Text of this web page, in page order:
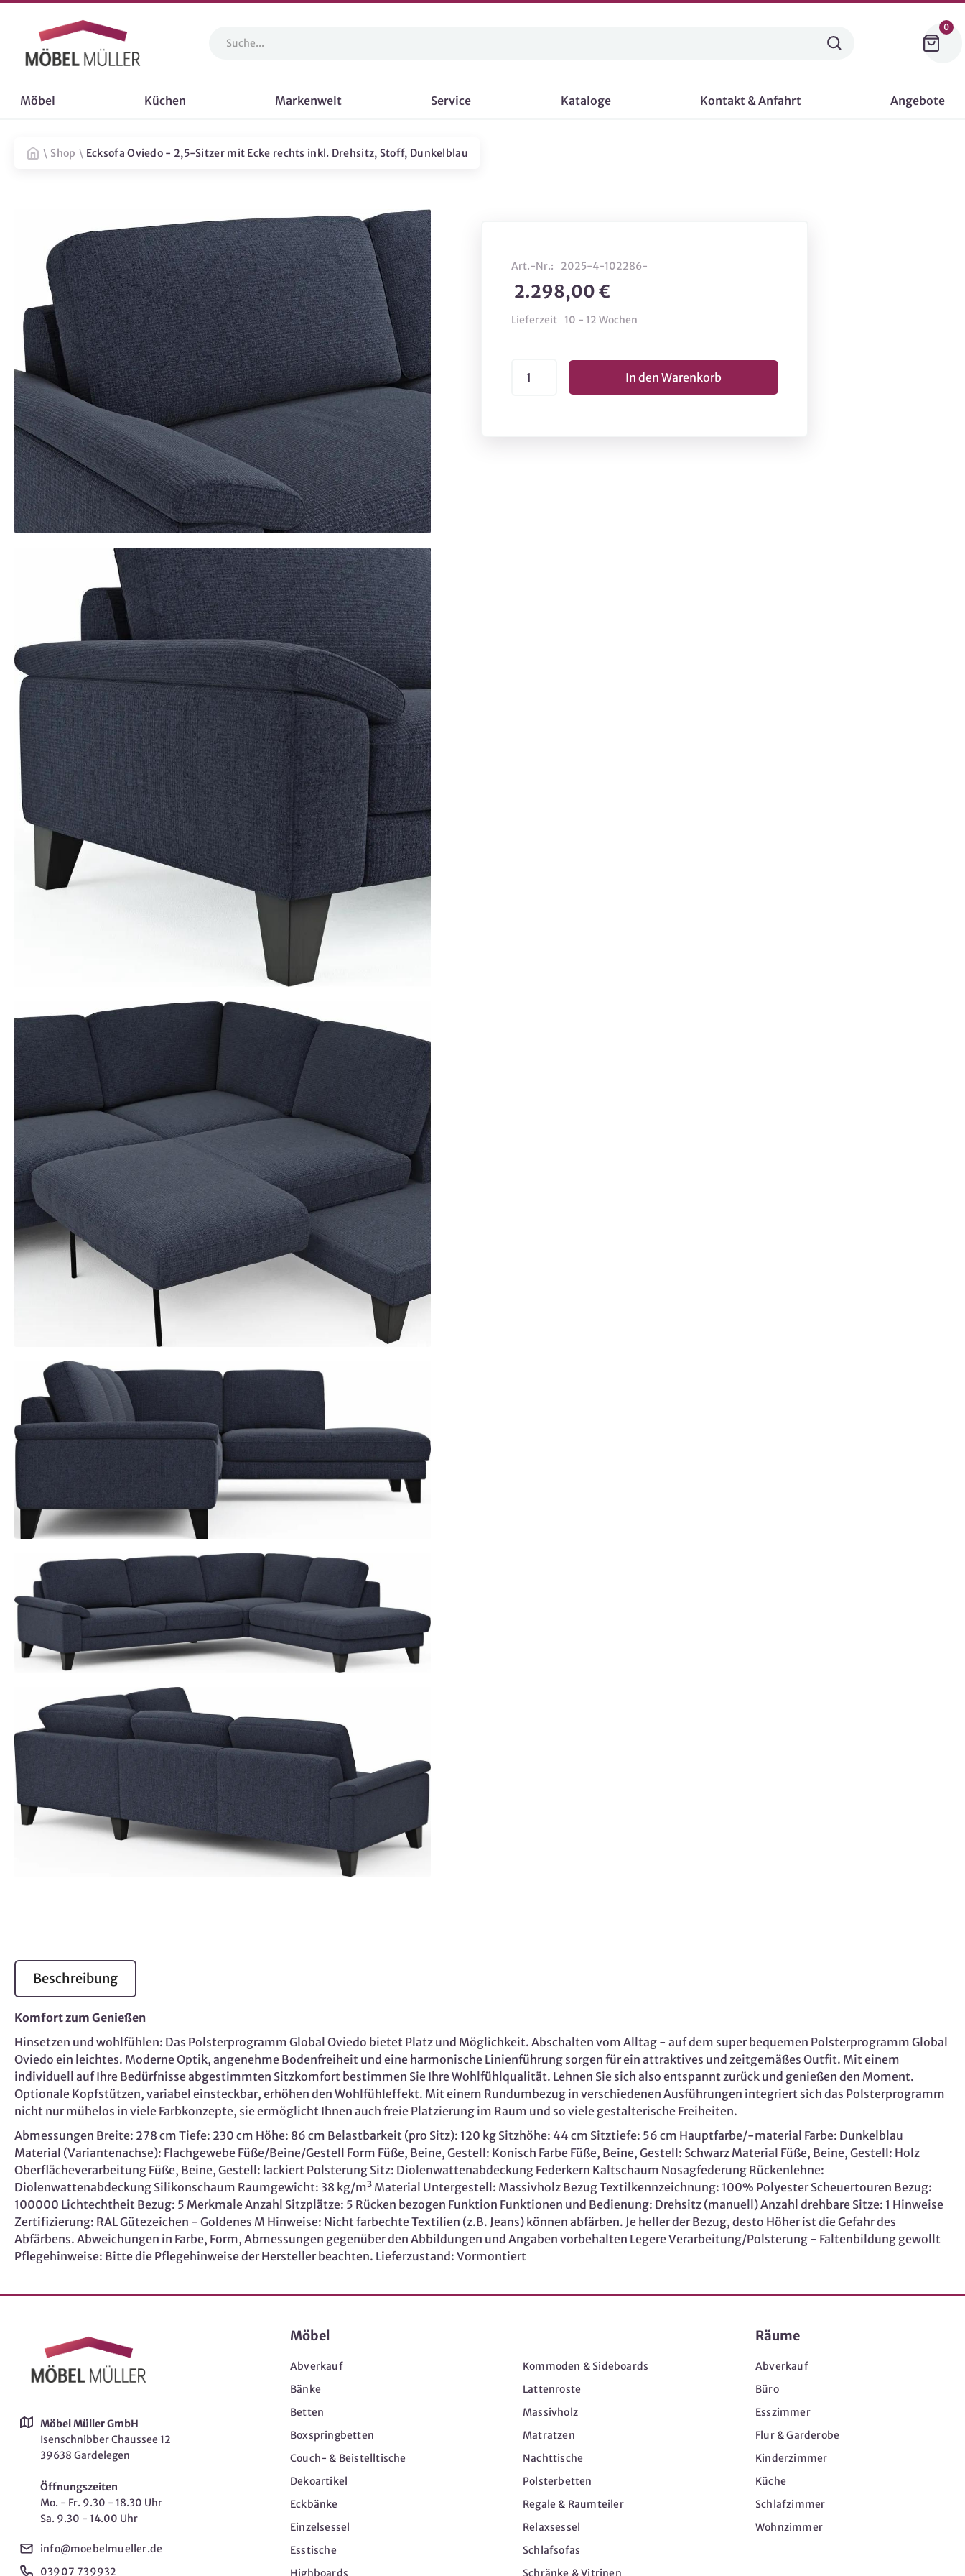
0
Möbel Küchen Markenwelt Service Kataloge Kontakt & Anfahrt Angebote
\ Shop \ Ecksofa Oviedo - 2,5-Sitzer mit Ecke rechts inkl. Drehsitz, Stoff, Dunkelblau
Art.-Nr.: 2025-4-102286-
2.298,00 €
Lieferzeit 10 - 12 Wochen
Beschreibung
Komfort zum Genießen
Hinsetzen und wohlfühlen: Das Polsterprogramm Global Oviedo bietet Platz und Möglichkeit. Abschalten vom Alltag - auf dem super bequemen Polsterprogramm Global
Oviedo ein leichtes. Moderne Optik, angenehme Bodenfreiheit und eine harmonische Linienführung sorgen für ein attraktives und zeitgemäßes Outfit. Mit einem
individuell auf Ihre Bedürfnisse abgestimmten Sitzkomfort bestimmen Sie Ihre Wohlfühlqualität. Lehnen Sie sich also entspannt zurück und genießen den Moment.
Optionale Kopfstützen, variabel einsteckbar, erhöhen den Wohlfühleffekt. Mit einem Rundumbezug in verschiedenen Ausführungen integriert sich das Polsterprogramm
nicht nur mühelos in viele Farbkonzepte, sie ermöglicht Ihnen auch freie Platzierung im Raum und so viele gestalterische Freiheiten.
Abmessungen Breite: 278 cm Tiefe: 230 cm Höhe: 86 cm Belastbarkeit (pro Sitz): 120 kg Sitzhöhe: 44 cm Sitztiefe: 56 cm Hauptfarbe/-material Farbe: Dunkelblau
Material (Variantenachse): Flachgewebe Füße/Beine/Gestell Form Füße, Beine, Gestell: Konisch Farbe Füße, Beine, Gestell: Schwarz Material Füße, Beine, Gestell: Holz
Oberflächeverarbeitung Füße, Beine, Gestell: lackiert Polsterung Sitz: Diolenwattenabdeckung Federkern Kaltschaum Nosagfederung Rückenlehne:
Diolenwattenabdeckung Silikonschaum Raumgewicht: 38 kg/m³ Material Untergestell: Massivholz Bezug Textilkennzeichnung: 100% Polyester Scheuertouren Bezug:
100000 Lichtechtheit Bezug: 5 Merkmale Anzahl Sitzplätze: 5 Rücken bezogen Funktion Funktionen und Bedienung: Drehsitz (manuell) Anzahl drehbare Sitze: 1 Hinweise
Zertifizierung: RAL Gütezeichen - Goldenes M Hinweise: Nicht farbechte Textilien (z.B. Jeans) können abfärben. Je heller der Bezug, desto Höher ist die Gefahr des
Abfärbens. Abweichungen in Farbe, Form, Abmessungen gegenüber den Abbildungen und Angaben vorbehalten Legere Verarbeitung/Polsterung - Faltenbildung gewollt
Pflegehinweise: Bitte die Pflegehinweise der Hersteller beachten. Lieferzustand: Vormontiert
Möbel Müller GmbH
Isenschnibber Chaussee 12
39638 Gardelegen
Öffnungszeiten
Mo. - Fr. 9.30 - 18.30 Uhr
Sa. 9.30 - 14.00 Uhr
info@moebelmueller.de
03907 739932
Möbel
Abverkauf
Bänke
Betten
Boxspringbetten
Couch- & Beistelltische
Dekoartikel
Eckbänke
Einzelsessel
Esstische
Highboards
Kommoden & Sideboards
Lattenroste
Massivholz
Matratzen
Nachttische
Polsterbetten
Regale & Raumteiler
Relaxsessel
Schlafsofas
Schränke & Vitrinen
Räume
Abverkauf
Büro
Esszimmer
Flur & Garderobe
Kinderzimmer
Küche
Schlafzimmer
Wohnzimmer